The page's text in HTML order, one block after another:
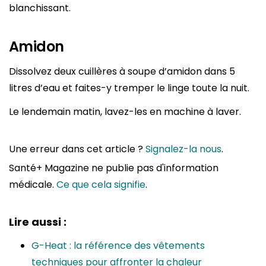
blanchissant.
Amidon
Dissolvez deux cuillères à soupe d’amidon dans 5
litres d’eau et faites-y tremper le linge toute la nuit.
Le lendemain matin, lavez-les en machine à laver.
Une erreur dans cet article ?Signalez-la nous.
Santé+ Magazine ne publie pas d'information
médicale. Ce que cela signifie.
Lire aussi :
G-Heat : la référence des vêtements
techniques pour affronter la chaleur